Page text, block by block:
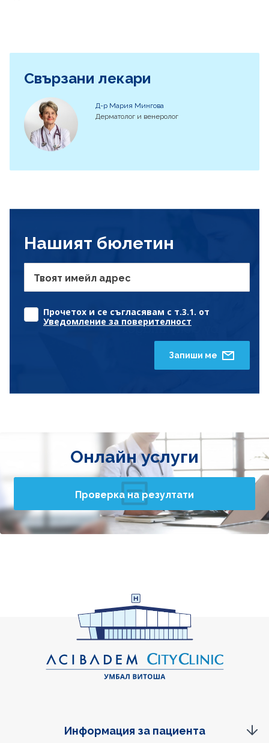
Свързани лекари
Д-р Мария Мингова
Дерматолог и венеролог
Нашият бюлетин
Твоят имейл адрес
Прочетох и се съгласявам с т.3.1. от
Уведомление за поверителност
Запиши ме
Онлайн услуги
Проверка на резултати
Информация за пациента